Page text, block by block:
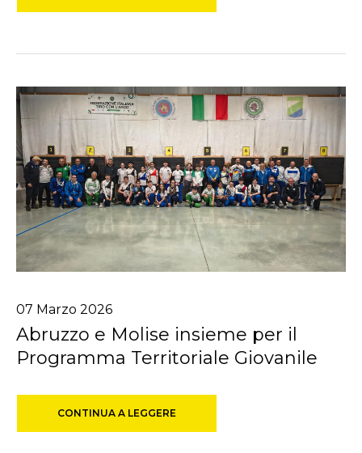
07 Marzo 2026
Abruzzo e Molise insieme per il
Programma Territoriale Giovanile
CONTINUA A LEGGERE